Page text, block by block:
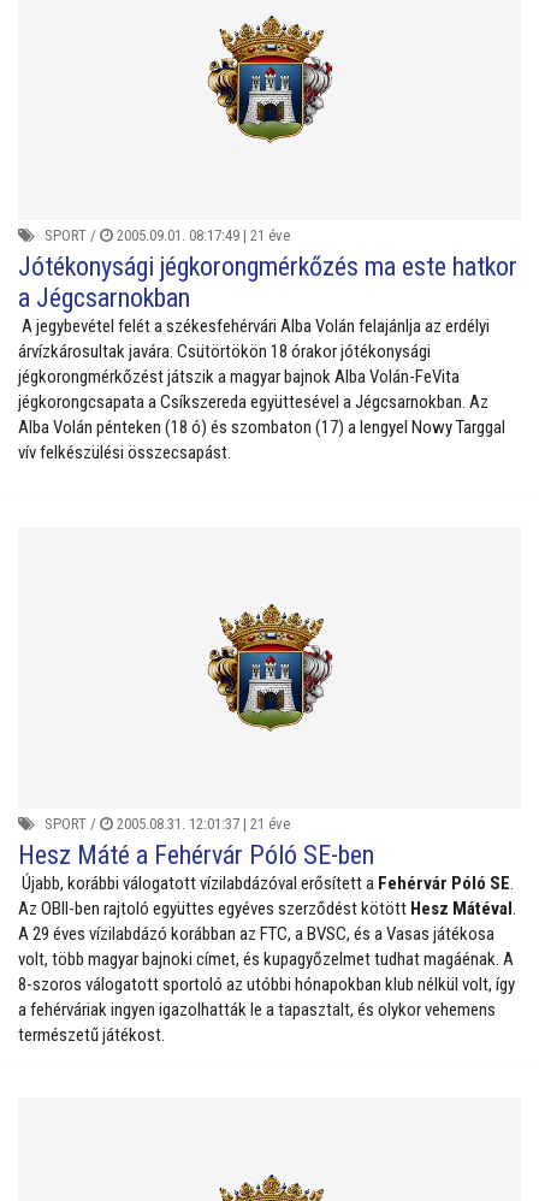
SPORT / 2005.09.01. 08:17:49 | 21 éve
Jótékonysági jégkorongmérkőzés ma este hatkor
a Jégcsarnokban
A jegybevétel felét a székesfehérvári Alba Volán felajánlja az erdélyi
árvízkárosultak javára. Csütörtökön 18 órakor jótékonysági
jégkorongmérkőzést játszik a magyar bajnok Alba Volán-FeVita
jégkorongcsapata a Csíkszereda együttesével a Jégcsarnokban. Az
Alba Volán pénteken (18 ó) és szombaton (17) a lengyel Nowy Targgal
vív felkészülési összecsapást.
SPORT / 2005.08.31. 12:01:37 | 21 éve
Hesz Máté a Fehérvár Póló SE-ben
Újabb, korábbi válogatott vízilabdázóval erősített a Fehérvár Póló SE.
Az OBII-ben rajtoló együttes egyéves szerződést kötött Hesz Mátéval.
A 29 éves vízilabdázó korábban az FTC, a BVSC, és a Vasas játékosa
volt, több magyar bajnoki címet, és kupagyőzelmet tudhat magáénak. A
8-szoros válogatott sportoló az utóbbi hónapokban klub nélkül volt, így
a fehérváriak ingyen igazolhatták le a tapasztalt, és olykor vehemens
természetű játékost.